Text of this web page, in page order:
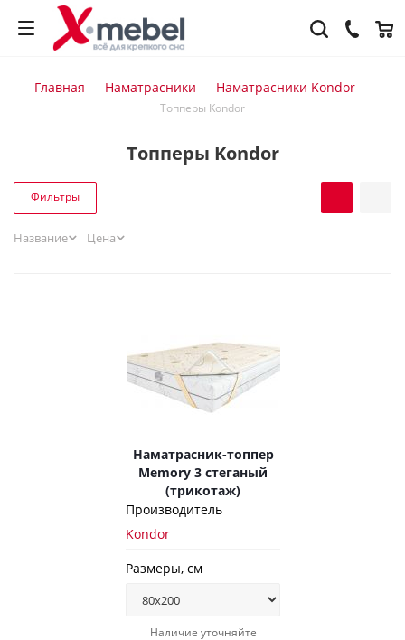
Главная - Наматрасники - Наматрасники Kondor -
Топперы Kondor
Топперы Kondor
Фильтры
Название Цена
Наматрасник-топпер
Memory 3 стеганый
(трикотаж)
Производитель
Kondor
Размеры, см
Наличие уточняйте